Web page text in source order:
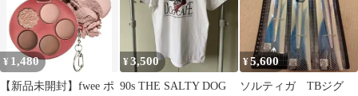
¥ 1,480
【新品未開封】fwee ポ
¥3,500
90s THE SALTY DOG
¥5,600
ソルティガ TBジグ